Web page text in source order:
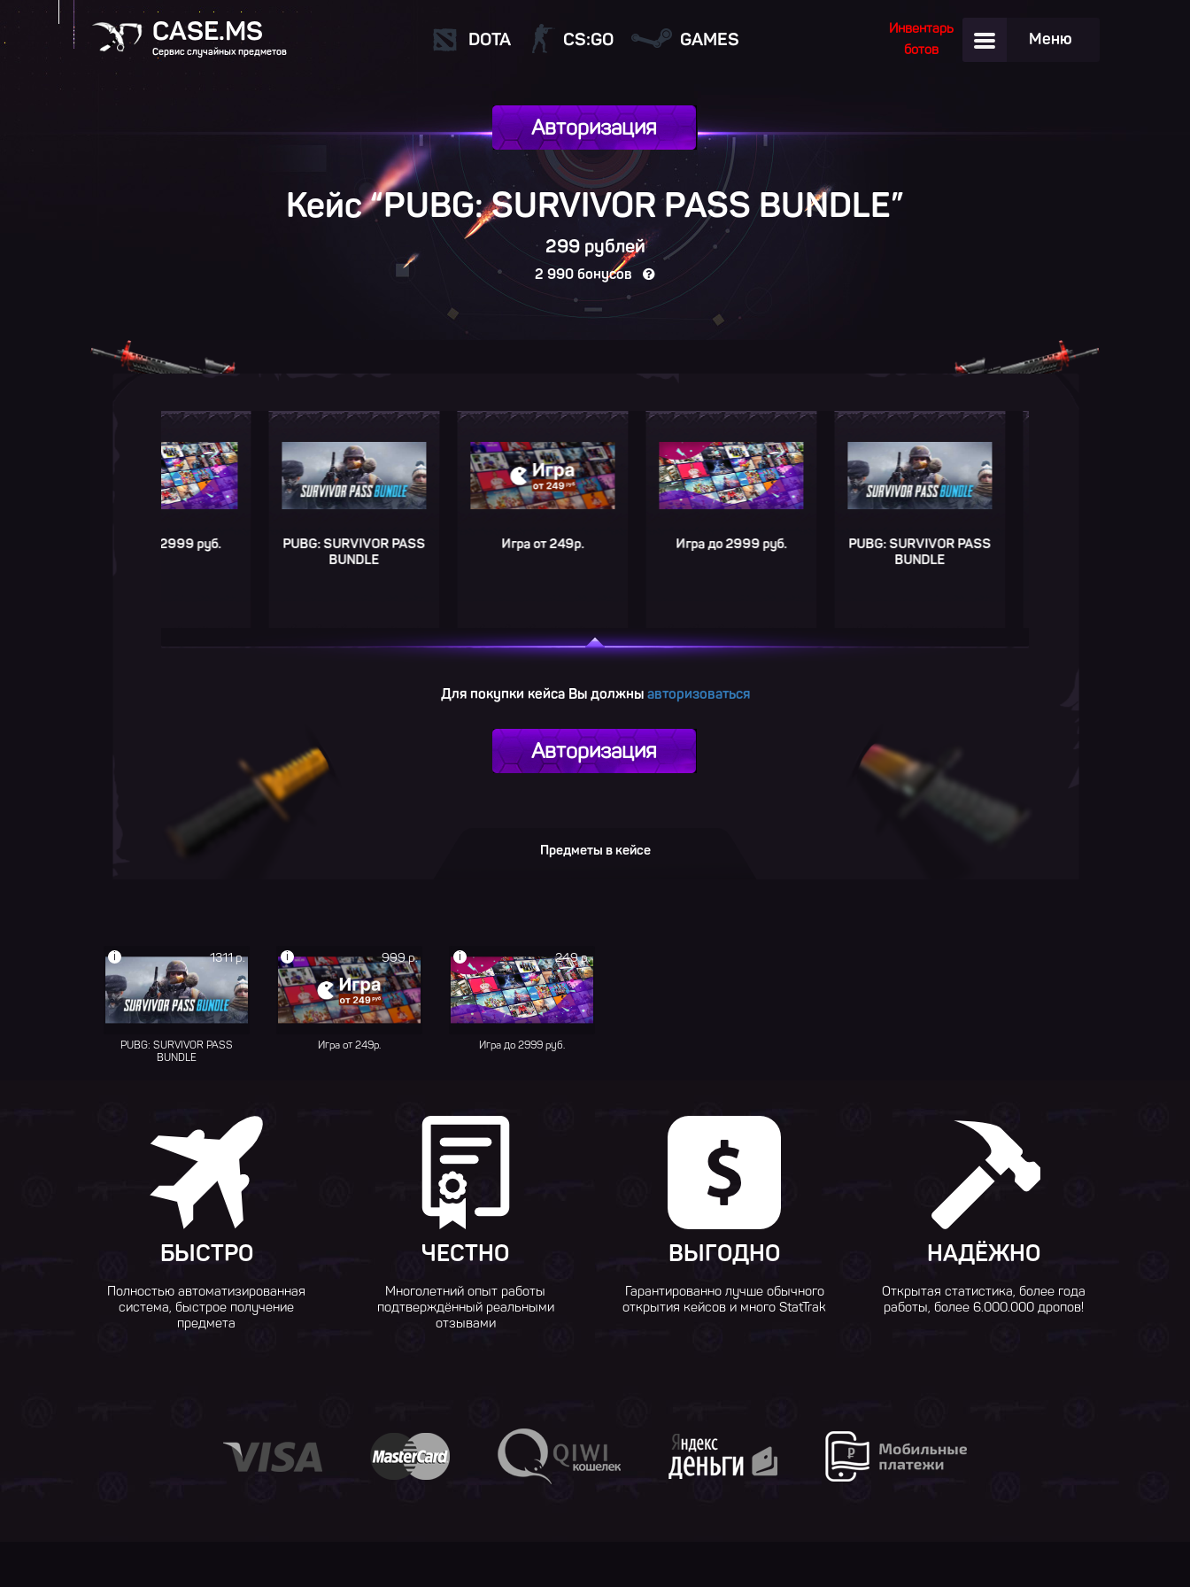
CASE.MS
Сервис случайных предметов
Меню
Инвентарь
ботов
DOTA CS:GO GAMES
Авторизация
Кейс “PUBG: SURVIVOR PASSBUNDLE”
299 рублей
2 990 бонусов
Игра до 2999 руб.
PUBG: SURVIVOR PASS
Игра от 249р. Игра до 2999 руб.
PUBG: SURVIVOR PASS
Для покупки кейса Вы должны авторизоваться
Авторизация
Предметы в кейсе
1311 р.
i
PUBG: SURVIVOR PASS
BUNDLE
999 р.
i
Игра от 249р.
249 р.
i
Игра до 2999 руб.
БЫСТРО
Полностью автоматизированная
система, быстрое получение
предмета
ЧЕСТНО
Многолетний опыт работы
подтверждённый реальными
отзывами
ВЫГОДНО
Гарантированно лучше обычного
открытия кейсов и много StatTrak
НАДЁЖНО
Открытая статистика, более года
работы, более 6.000.000 дропов!